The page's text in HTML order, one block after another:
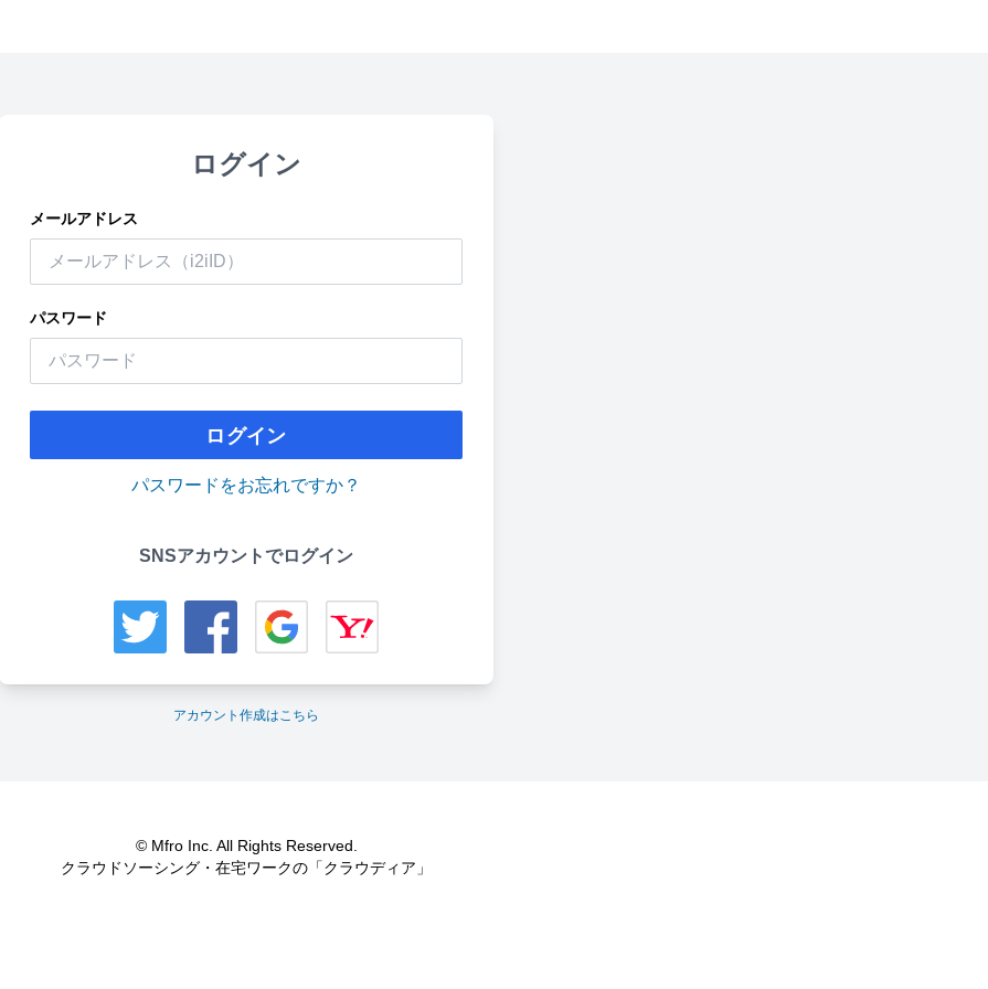
ログイン
メールアドレス
パスワード
ログイン
パスワードをお忘れですか？
SNSアカウントでログイン
アカウント作成はこちら
© Mfro Inc. All Rights Reserved.
クラウドソーシング・在宅ワークの「クラウディア」